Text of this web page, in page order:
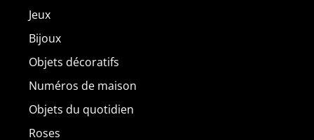
Jeux
Bijoux
Objets décoratifs
Numéros de maison
Objets du quotidien
Roses